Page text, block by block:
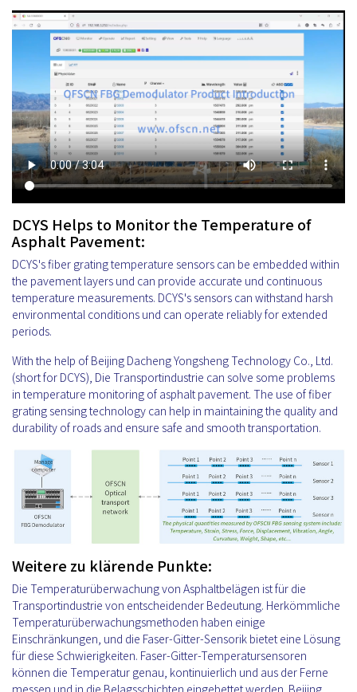
DCYS Helps to Monitor the Temperature of
Asphalt Pavement:
DCYS's fiber grating temperature sensors can be embedded within
the pavement layers und can provide accurate und continuous
temperature measurements. DCYS's sensors can withstand harsh
environmental conditions und can operate reliably for extended
periods.
With the help of Beijing Dacheng Yongsheng Technology Co., Ltd.
(short for DCYS), Die Transportindustrie can solve some problems
in temperature monitoring of asphalt pavement. The use of fiber
grating sensing technology can help in maintaining the quality and
durability of roads and ensure safe and smooth transportation.
Weitere zu klärende Punkte:
Die Temperaturüberwachung von Asphaltbelägen ist für die
Transportindustrie von entscheidender Bedeutung. Herkömmliche
Temperaturüberwachungsmethoden haben einige
Einschränkungen, und die Faser-Gitter-Sensorik bietet eine Lösung
für diese Schwierigkeiten. Faser-Gitter-Temperatursensoren
können die Temperatur genau, kontinuierlich und aus der Ferne
messen und in die Belagsschichten eingebettet werden. Beijing